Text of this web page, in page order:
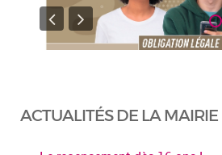
ACTUALITÉS DE LA MAIRIE